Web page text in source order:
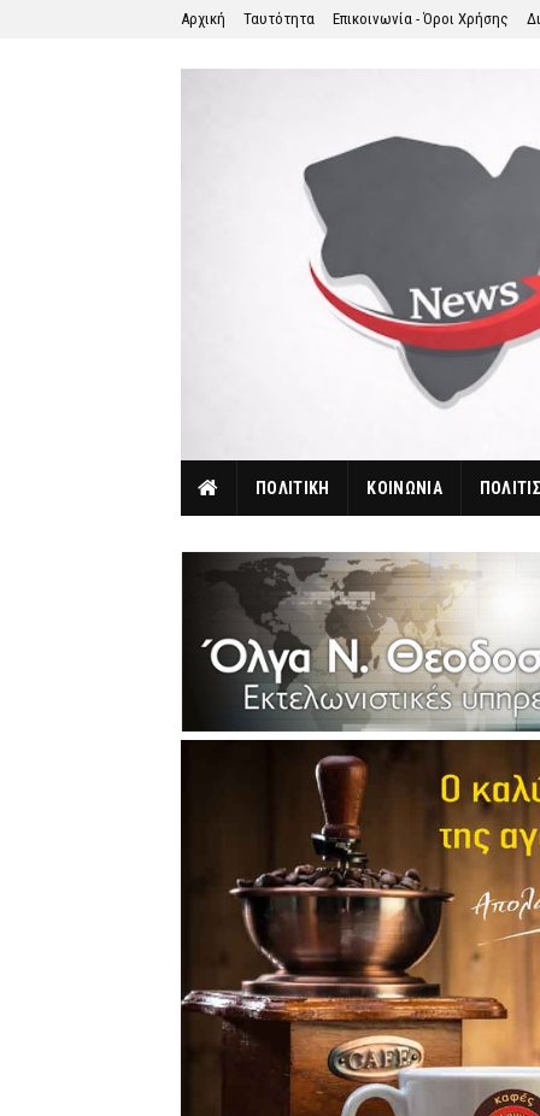
Αρχική Ταυτότητα Επικοινωνία - Όροι Χρήσης
ΠΟΛΙΤΙΚΗ ΚΟΙΝΩΝΙΑ